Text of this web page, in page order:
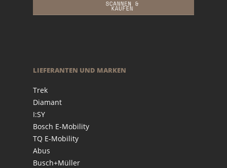
LIEFERANTEN UND MARKEN
Trek
Diamant
I:SY
Bosch E-Mobility
TQ E-Mobility
Abus
Busch+Müller